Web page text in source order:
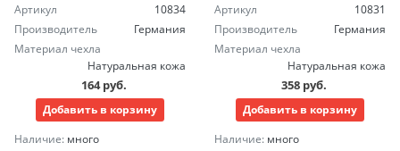
Артикул
10834
Производитель
Германия
Материал чехла
Натуральная кожа
164 руб.
Добавить в корзину
Наличие: много
Артикул
10831
Производитель
Германия
Материал чехла
Натуральная кожа
358 руб.
Добавить в корзину
Наличие: много